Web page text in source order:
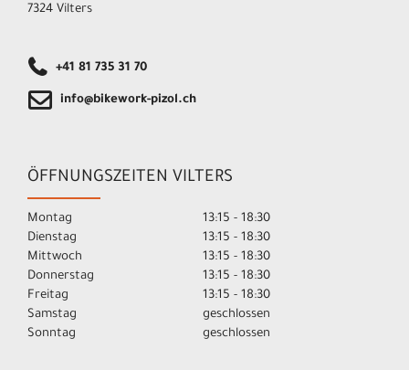
7324 Vilters
+41 81 735 31 70
info@bikework-pizol.ch
ÖFFNUNGSZEITEN VILTERS
Montag
13:15 - 18:30
Dienstag
13:15 - 18:30
Mittwoch
13:15 - 18:30
Donnerstag
13:15 - 18:30
Freitag
13:15 - 18:30
Samstag
geschlossen
Sonntag
geschlossen